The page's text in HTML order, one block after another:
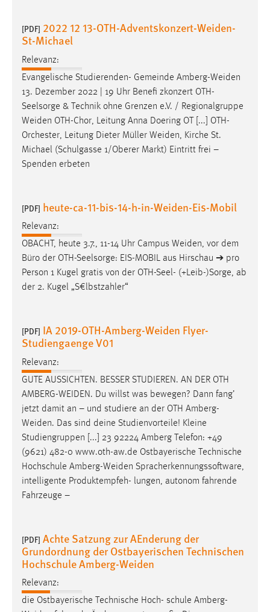
[PDF] 2022 12 13-OTH-Adventskonzert-Weiden-
St-Michael
Relevanz:
Evangelische Studierenden- Gemeinde Amberg-Weiden
13. Dezember 2022 | 19 Uhr Benefi zkonzert OTH-
Seelsorge & Technik ohne Grenzen e.V. / Regionalgruppe
Weiden OTH-Chor, Leitung Anna Doering OT [...] OTH-
Orchester, Leitung Dieter Müller Weiden, Kirche St.
Michael (Schulgasse 1/Oberer Markt) Eintritt frei –
Spenden erbeten
[PDF] heute-ca-11-bis-14-h-in-Weiden-Eis-Mobil
Relevanz:
OBACHT, heute 3.7., 11-14 Uhr Campus Weiden, vor dem
Büro der OTH-Seelsorge: EIS-MOBIL aus Hirschau ➔ pro
Person 1 Kugel gratis von der OTH-Seel- (+Leib-)Sorge, ab
der 2. Kugel „S€lbstzahler“
[PDF] IA 2019-OTH-Amberg-Weiden Flyer-
Studiengaenge V01
Relevanz:
GUTE AUSSICHTEN. BESSER STUDIEREN. AN DER OTH
AMBERG-WEIDEN. Du willst was bewegen? Dann fang’
jetzt damit an – und studiere an der OTH Amberg-
Weiden. Das sind deine Studienvorteile! Kleine
Studiengruppen [...] 23 92224 Amberg Telefon: +49
(9621) 482-0 www.oth-aw.de Ostbayerische Technische
Hochschule Amberg-Weiden Spracherkennungssoftware,
intelligente Produktempfeh- lungen, autonom fahrende
Fahrzeuge –
[PDF] Achte Satzung zur AEnderung der
Grundordnung der Ostbayerischen Technischen
Hochschule Amberg-Weiden
Relevanz:
die Ostbayerische Technische Hoch- schule Amberg-
Name:
_pk_ref, _pk_cvar, _pk_id, _pk_ses
Zweck:
Zugriffsstatistik
Cookie Laufzeit:
Max. 13 Monate
MARKETING
Sie tun dies, indem sie Besucher über Websites
Google Ads
Name:
_gcl_au
Zweck:
Cookie Laufzeit:
3 Monate
Facebook Pixel
Name:
_fbp
Anbieter:
Facebook
Conversion-Tracking
Cookie Laufzeit:
3 Monate